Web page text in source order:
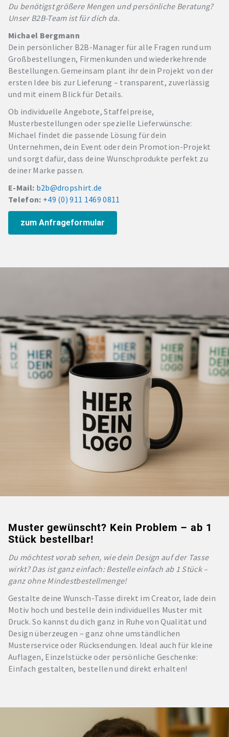
Du benötigst größere Mengen und persönliche Beratung?
Unser B2B-Team ist für dich da.
Michael Bergmann
Dein persönlicher B2B-Manager für alle Fragen rund um
Großbestellungen, Firmenkunden und wiederkehrende
Bestellungen. Gemeinsam plant ihr dein Projekt von der
ersten Idee bis zur Lieferung – transparent, zuverlässig
und mit einem Blick für Details.
Ob individuelle Angebote, Staffelpreise,
Musterbestellungen oder spezielle Lieferwünsche:
Michael findet die passende Lösung für dein
Unternehmen, dein Event oder dein Promotion-Projekt
und sorgt dafür, dass deine Wunschprodukte perfekt zu
deiner Marke passen.
E-Mail: b2b@dropshirt.de
Telefon: +49 (0) 911 1469 0811
zum Anfrageformular
Muster gewünscht? Kein Problem – ab 1
Stück bestellbar!
Du möchtest vorab sehen, wie dein Design auf der Tasse
wirkt? Das ist ganz einfach: Bestelle einfach ab 1 Stück –
ganz ohne Mindestbestellmenge!
Gestalte deine Wunsch-Tasse direkt im Creator, lade dein
Motiv hoch und bestelle dein individuelles Muster mit
Druck. So kannst du dich ganz in Ruhe von Qualität und
Design überzeugen – ganz ohne umständlichen
Musterservice oder Rücksendungen. Ideal auch für kleine
Auflagen, Einzelstücke oder persönliche Geschenke:
Einfach gestalten, bestellen und direkt erhalten!